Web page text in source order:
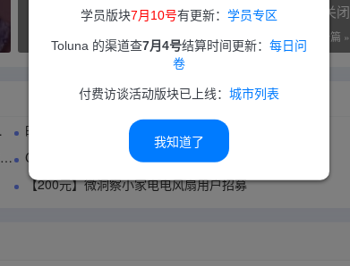
学员版块7月10号有更新： 学员专区
Toluna 的渠道查7月4号结算时间更新： 每日问
卷
付费访谈活动版块已上线： 城市列表
我知道了
社区记录：关于足球和篮球赛事的两个社区都已关闭
下一篇 »
时隔8年，亚马逊礼品卡批量自动提取工具全面升级
ClipWatcherPro剪贴板管家：专业版功能介绍
【200元】微洞察小家电电风扇用户招募